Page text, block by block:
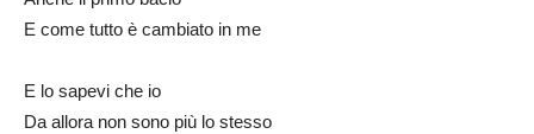
E come tutto è cambiato in me
E lo sapevi che io
Da allora non sono più lo stesso